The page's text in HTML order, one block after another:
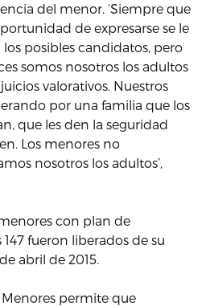
del menor. ‘Siempre que
de expresarse se le
posibles candidatos, pero
somos nosotros los adultos
valorativos. Nuestros
por una familia que los
que les den la seguridad
Los menores no
nosotros los adultos’,
con plan de
fueron liberados de su
abril de 2015.
permite que